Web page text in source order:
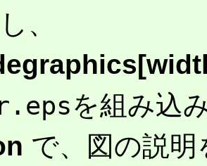
、
を組み込
で、図の説明